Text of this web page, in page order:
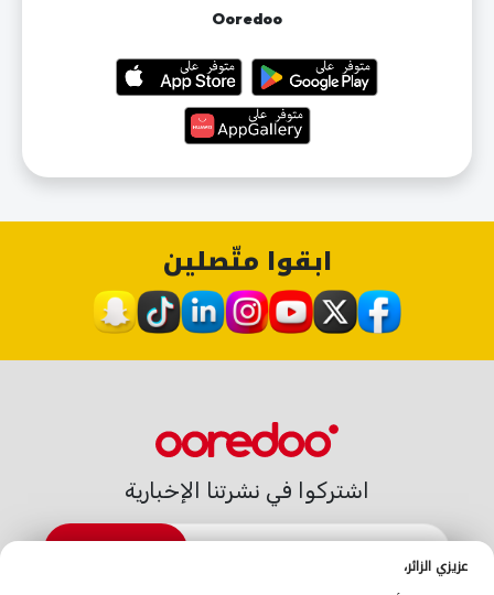
عزيزي الزائر،
Ooredoo
ابقوا متّصلين
اشتركوا في نشرتنا الإخبارية